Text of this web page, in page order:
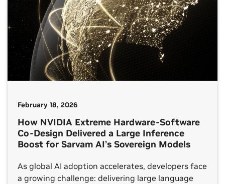
February 18, 2026
How NVIDIA Extreme Hardware-Software
Co-Design Delivered a Large Inference
Boost for Sarvam AI’s Sovereign Models
As global AI adoption accelerates, developers face
a growing challenge: delivering large language